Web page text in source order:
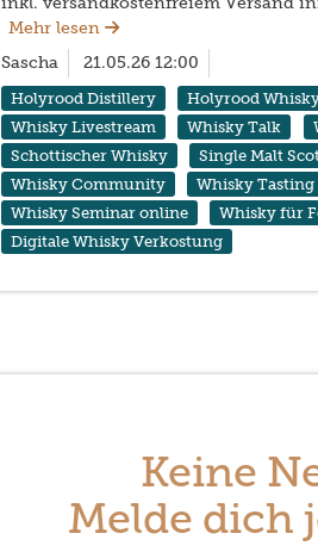
Mehr lesen
Sascha
21.05.26 12:00
Holyrood Distillery Holyrood
Whisky Livestream
Whisky Talk
Schottischer Whisky
Single Malt
Whisky Community
Whisky
Whisky Seminar online
Whisky für
Digitale Whisky Verkostung
Keine
Melde dich